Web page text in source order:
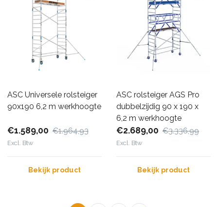
ASC Universele rolsteiger
90x190 6,2 m werkhoogte
€1.589,00 €1.964,93
Excl. Btw
Bekijk product
ASC rolsteiger AGS Pro
dubbelzijdig 90 x 190 x
6,2 m werkhoogte
€2.689,00 €3.336,99
Excl. Btw
Bekijk product